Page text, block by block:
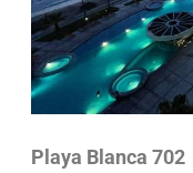
Playa Blanca 702